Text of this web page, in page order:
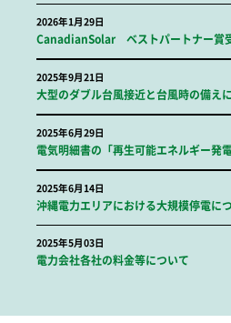
2026年1月29日
CanadianSolar ベストパートナー賞
2025年9月21日
大型のダブル台風接近と台風時の備え
2025年6月29日
電気明細書の「再生可能エネルギー発
2025年6月14日
沖縄電力エリアにおける大規模停電に
2025年5月03日
電力会社各社の料金等について